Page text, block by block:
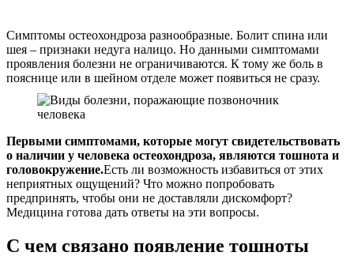
Симптомы остеохондроза разнообразные. Болит спина или
шея – признаки недуга налицо. Но данными симптомами
проявления болезни не ограничиваются. К тому же боль в
пояснице или в шейном отделе может появиться не сразу.
Первыми симптомами, которые могут свидетельствовать
о наличии у человека остеохондроза, являются тошнота и
головокружение.Есть ли возможность избавиться от этих
неприятных ощущений? Что можно попробовать
предпринять, чтобы они не доставляли дискомфорт?
Медицина готова дать ответы на эти вопросы.
С чем связано появление тошноты